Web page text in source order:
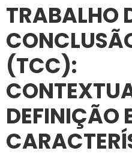
TRABALHO
(TCC):
DEFINIÇÃO